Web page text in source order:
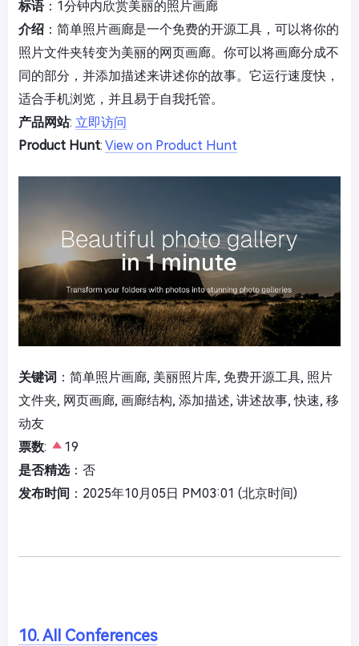
标语：1分钟内欣赏美丽的照片画廊
介绍 ：简单照片画廊是一个免费的开源工具，可以将你的
照片文件夹转变为美丽的网页画廊。你可以将画廊分成不
同的部分，并添加描述来讲述你的故事。它运行速度快，
适合手机浏览，并且易于自我托管。
产品网站: 立即访问
Product Hunt: View on Product Hunt
关键词 ：简单照片画廊, 美丽照片库, 免费开源工具, 照片
文件夹, 网页画廊, 画廊结构, 添加描述, 讲述故事, 快速, 移
动友
票数:
19
是否精选：否
发布时间 ：2025年10月05日 PM03:01 (北京时间)
10. All Conferences